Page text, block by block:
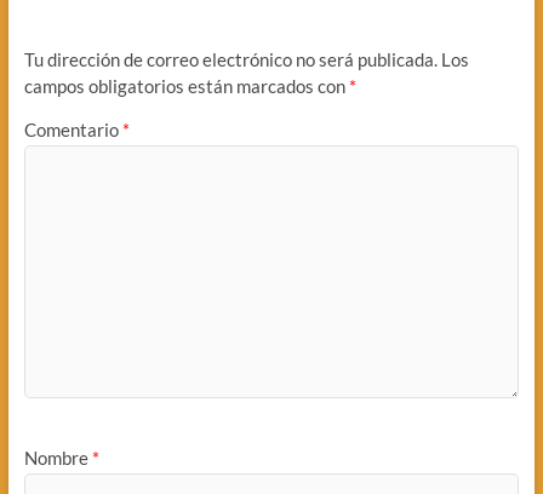
Tu dirección de correo electrónico no será publicada. Los
campos obligatorios están marcados con *
Comentario *
Nombre *